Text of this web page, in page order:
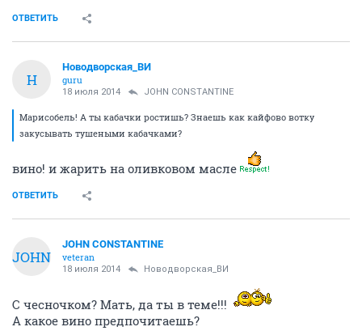
ОТВЕТИТЬ
Н
Новодворcкая_ВИ
guru
18 июля 2014 JOHN CONSTANTINE
Марисобель! А ты кабачки ростишь? Знаешь как кайфово вотку
закусывать тушеными кабачками?
вино! и жарить на оливковом масле
ОТВЕТИТЬ
JOHN
JOHN CONSTANTINE
veteran
18 июля 2014 Новодворcкая_ВИ
С чесночком? Мать, да ты в теме!!!
А какое вино предпочитаешь?